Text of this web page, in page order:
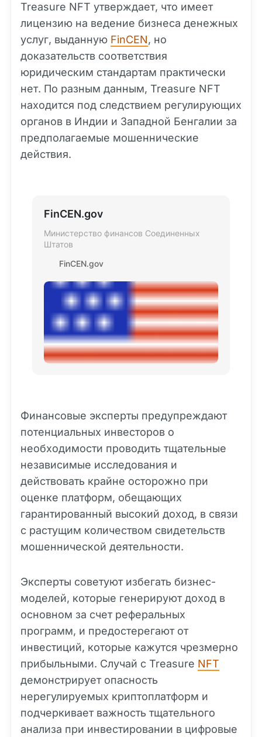
Treasure NFT утверждает, что имеет
лицензию на ведение бизнеса денежных
услуг, выданную FinCEN, но
доказательств соответствия
юридическим стандартам практически
нет. По разным данным, Treasure NFT
находится под следствием регулирующих
органов в Индии и Западной Бенгалии за
предполагаемые мошеннические
действия.
FinCEN.gov
Министерство финансов Соединенных
Штатов
FinCEN.gov
Финансовые эксперты предупреждают
потенциальных инвесторов о
необходимости проводить тщательные
независимые исследования и
действовать крайне осторожно при
оценке платформ, обещающих
гарантированный высокий доход, в связи
с растущим количеством свидетельств
мошеннической деятельности.
Эксперты советуют избегать бизнес-
моделей, которые генерируют доход в
основном за счет реферальных
программ, и предостерегают от
инвестиций, которые кажутся чрезмерно
прибыльными. Случай с Treasure NFT
демонстрирует опасность
нерегулируемых криптоплатформ и
подчеркивает важность тщательного
анализа при инвестировании в цифровые